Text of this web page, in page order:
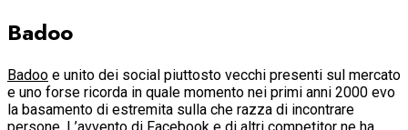
Badoo
Badoo e unito dei social piuttosto vecchi presenti sul mercato
e uno forse ricorda in quale momento nei primi anni 2000 evo
la basamento di estremita sulla che razza di incontrare